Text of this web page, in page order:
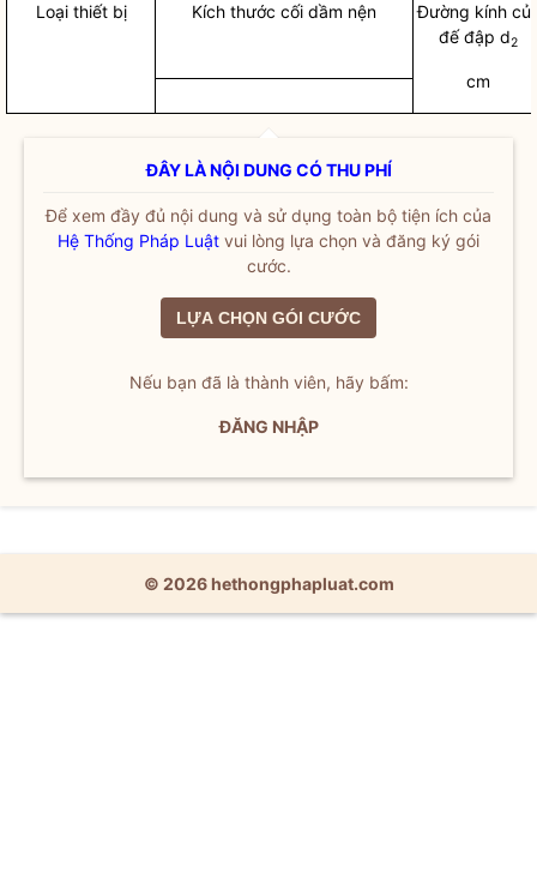
Loại thiết bị Kích thước cối dầm nện
Đường kính
đế đập d2
cm
ĐÂY LÀ NỘI DUNG CÓ THU PHÍ
Để xem đầy đủ nội dung và sử dụng toàn bộ tiện ích của
Hệ Thống Pháp Luật vui lòng lựa chọn và đăng ký gói
cước.
LỰA CHỌN GÓI CƯỚC
Nếu bạn đã là thành viên, hãy bấm:
ĐĂNG NHẬP
© 2026 hethongphapluat.com